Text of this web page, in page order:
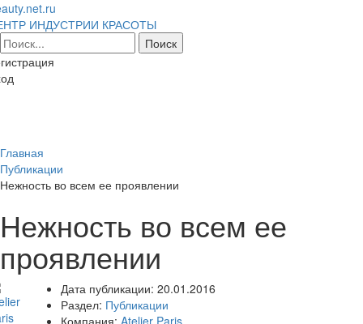
ИНДУСТРИИ КРАСОТЫ
Главная
Публикации
Нежность во всем ее проявлении
Нежность во всем ее
проявлении
Дата публикации: 20.01.2016
Раздел: Публикации
Компания: Atelier Paris